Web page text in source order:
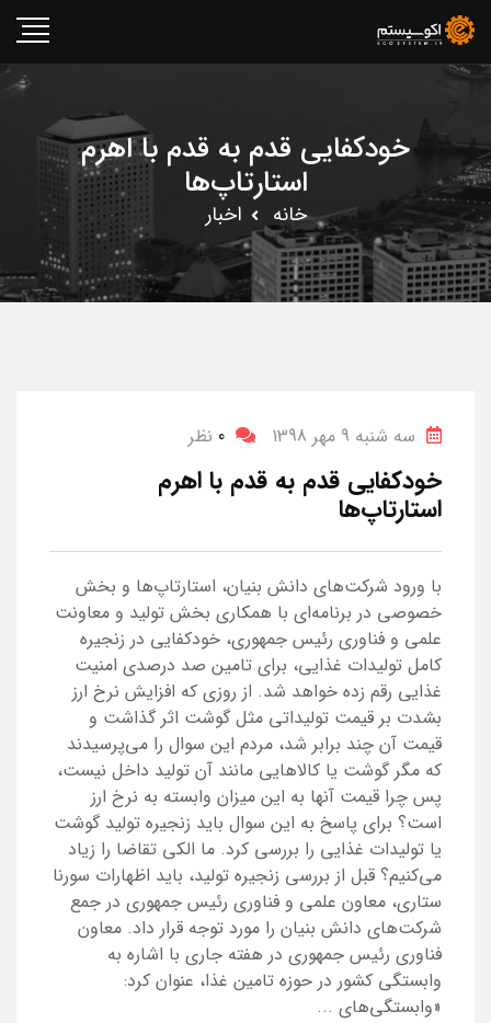
خودکفایی قدم به قدم با اهرم
استارتاپ‌ها
خانه اخبار
سه شنبه 9 مهر 1398 0 نظر
خودکفایی قدم به قدم با اهرم
استارتاپ‌ها
با ورود شرکت‌های دانش بنیان، استارتاپ‌ها و بخش
خصوصی در برنامه‌ای با همکاری بخش تولید و معاونت
علمی و فناوری رئیس جمهوری، خودکفایی در زنجیره
کامل تولیدات غذایی، برای تامین صد درصدی امنیت
غذایی رقم زده خواهد شد. از روزی که افزایش نرخ ارز
بشدت بر قیمت تولیداتی مثل گوشت اثر گذاشت و
قیمت آن چند برابر شد، مردم این سوال را می‌پرسیدند
که مگر گوشت یا کالاهایی مانند آن تولید داخل نیست،
پس چرا قیمت آنها به این میزان وابسته به نرخ ارز
است؟ برای پاسخ به این سوال باید زنجیره تولید گوشت
یا تولیدات غذایی را بررسی کرد. ما الکی تقاضا را زیاد
می‌کنیم؟ قبل از بررسی زنجیره تولید، باید اظهارات سورنا
ستاری، معاون علمی و فناوری رئیس جمهوری در جمع
شرکت‌های دانش بنیان را مورد توجه قرار داد. معاون
فناوری رئیس جمهوری در هفته جاری با اشاره به
وابستگی کشور در حوزه تامین غذا، عنوان کرد:
«وابستگی‌های ...